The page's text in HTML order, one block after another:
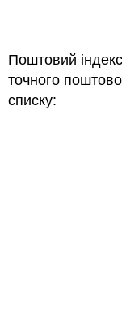
Поштовий
точного
списку: